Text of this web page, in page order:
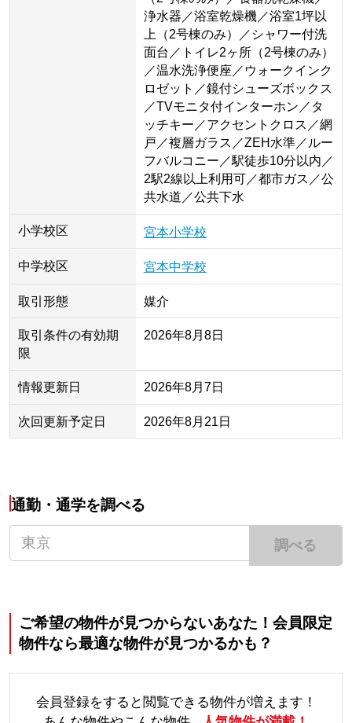
浄水器／浴室乾燥機／浴室1坪以
上（2号棟のみ）／シャワー付洗
面台／トイレ2ヶ所（2号棟のみ）
／温水洗浄便座／ウォークインク
ロゼット／鏡付シューズボックス
／TVモニタ付インターホン／タ
ッチキー／アクセントクロス／網
戸／複層ガラス／ZEH水準／ルー
フバルコニー／駅徒歩10分以内／
2駅2線以上利用可／都市ガス／公
共水道／公共下水
小学校区 宮本小学校
中学校区 宮本中学校
取引形態 媒介
取引条件の有効期
限
2026年8月8日
情報更新日 2026年8月7日
次回更新予定日 2026年8月21日
通勤・通学を調べる
調べる
ご希望の物件が見つからないあなた！会員限定
物件なら最適な物件が見つかるかも？
会員登録をすると閲覧できる物件が増えます！